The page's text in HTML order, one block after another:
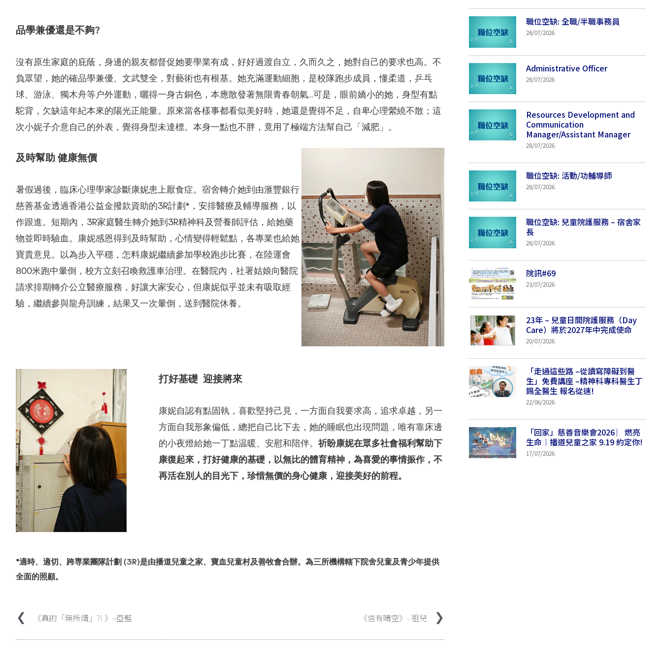
品學兼優還是不夠?
沒有原生家庭的庇蔭，身邊的親友都督促她要學業有成，好好過渡自立，久而久之，她對自己的要求也高。不
負眾望，她的確品學兼優、文武雙全，對藝術也有根基。她充滿運動細胞，是校隊跑步成員，懂柔道，乒乓
球、游泳、獨木舟等户外運動，曬得一身古銅色，本應散發著無限青春朝氣…可是，眼前嬌小的她，身型有點
駝背，欠缺這年紀本來的陽光正能量。原來當各樣事都看似美好時，她還是覺得不足，自卑心理縈繞不散；這
次小妮子介意自己的外表，覺得身型未達標。本身一點也不胖，竟用了極端方法幫自己「減肥」。
及時幫助 健康無價
暑假過後，臨床心理學家診斷康妮患上厭食症。宿舍轉介她到由滙豐銀行
慈善基金透過香港公益金撥款資助的3R計劃*，安排醫療及輔導服務，以
作跟進。短期內，3R家庭醫生轉介她到3R精神科及營養師評估，給她藥
物並即時驗血。康妮感恩得到及時幫助，心情變得輕鬆點，各專業也給她
寶貴意見。以為步入平穩，怎料康妮繼續參加學校跑步比賽，在陸運會
800米跑中暈倒，校方立刻召喚救護車治理。在醫院內，社署姑娘向醫院
請求排期轉介公立醫療服務，好讓大家安心，但康妮似乎並未有吸取經
驗，繼續參與龍舟訓練，結果又一次暈倒，送到醫院休養。
打好基礎 迎接將來
康妮自認有點固執，喜歡堅持己見，一方面自我要求高，追求卓越，另一
方面自我形象偏低，總把自己比下去，她的睡眠也出現問題，唯有靠床邊
的小夜燈給她一丁點温暖、安慰和陪伴。 祈盼康妮在眾多社會福利幫助下
康復起來，打好健康的基礎，以無比的體育精神，為喜愛的事情振作，不
再活在別人的目光下，珍惜無價的身心健康，迎接美好的前程。
*適時、適切、跨専業團隊計劃 (3R)是由播道兒童之家、寶血兒童村及善牧會合辦。為三所機構轄下院舍兒童及青少年提供
全面的照顧。
《信有晴空》- 祖兒
《真的「無所謂」?! 》–亞藍
職位空缺: 全職/半職事務員
28/07/2026
Administrative Officer
28/07/2026
Resources Development and
Communication
Manager/Assistant Manager
28/07/2026
職位空缺: 活動/功輔導師
28/07/2026
職位空缺: 兒童院護服務 – 宿舍家
長
28/07/2026
院訊#69
23/07/2026
23年 – 兒童日間院護服務（Day
Care）將於2027年中完成使命
20/07/2026
「走過這些路 –從讀寫障礙到醫
生」免費講座 –精神科專科醫生丁
錫全醫生 報名從速!
22/06/2026
「回家」慈善音樂會2026 ︳燃亮
生命︱播道兒童之家 9.19 約定你!
17/07/2026